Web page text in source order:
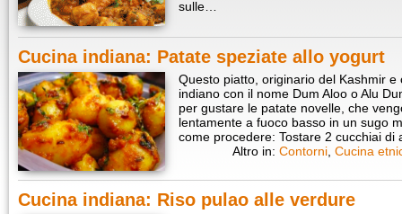
sulle…
Cucina indiana: Patate speziate allo yogurt
Questo piatto, originario del Kashmir
indiano con il nome Dum Aloo o Alu
per gustare le patate novelle, che
lentamente a fuoco basso in un sugo
come procedere: Tostare 2 cucchiai
Altro in: Contorni Cucina
Cucina indiana: Riso pulao alle verdure